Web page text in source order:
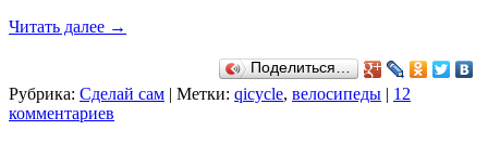
Читать далее →
Поделиться…
Рубрика: Сделай сам | Метки: qicycle, велосипеды | 12
комментариев